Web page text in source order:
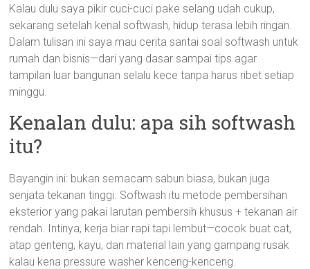
Kalau dulu saya pikir cuci-cuci pake selang udah cukup,
sekarang setelah kenal softwash, hidup terasa lebih ringan.
Dalam tulisan ini saya mau cerita santai soal softwash untuk
rumah dan bisnis—dari yang dasar sampai tips agar
tampilan luar bangunan selalu kece tanpa harus ribet setiap
minggu.
Kenalan dulu: apa sih softwash
itu?
Bayangin ini: bukan semacam sabun biasa, bukan juga
senjata tekanan tinggi. Softwash itu metode pembersihan
eksterior yang pakai larutan pembersih khusus + tekanan air
rendah. Intinya, kerja biar rapi tapi lembut—cocok buat cat,
atap genteng, kayu, dan material lain yang gampang rusak
kalau kena pressure washer kenceng-kenceng.